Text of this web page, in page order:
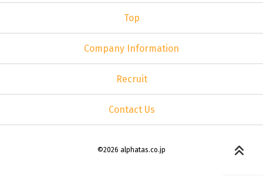
Top
Company Information
Recruit
Contact Us
©2026 alphatas.co.jp